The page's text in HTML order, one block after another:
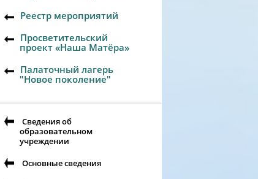
Реестр мероприятий
Просветительский
проект «Наша Матёра»
Палаточный лагерь
"Новое поколение"
Сведения об
образовательном
учреждении
Основные сведения